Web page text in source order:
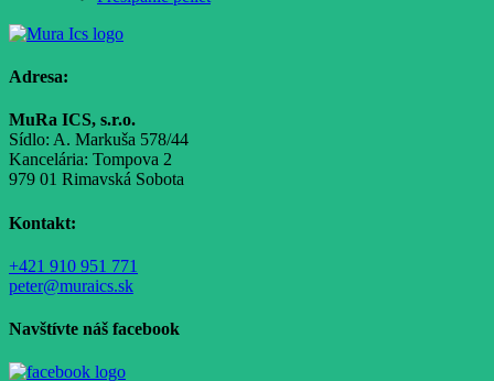
Adresa:
MuRa ICS, s.r.o.
Sídlo: A. Markuša 578/44
Kancelária: Tompova 2
979 01 Rimavská Sobota
Kontakt:
+421 910 951 771
peter@muraics.sk
Navštívte náš facebook